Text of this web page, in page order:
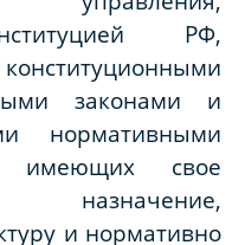
РФ,
законами и
нормативными
имеющих свое
и нормативно